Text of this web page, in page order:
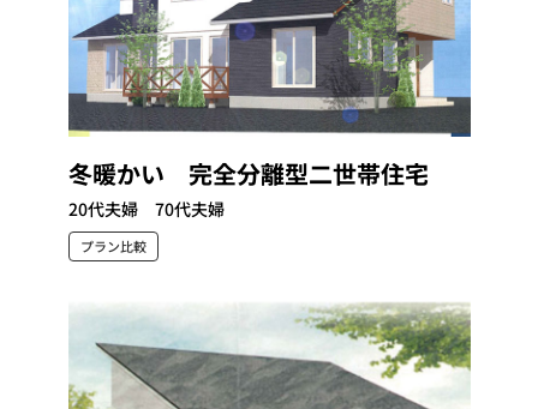
冬暖かい 完全分離型二世帯住宅
20代夫婦 70代夫婦
プラン比較